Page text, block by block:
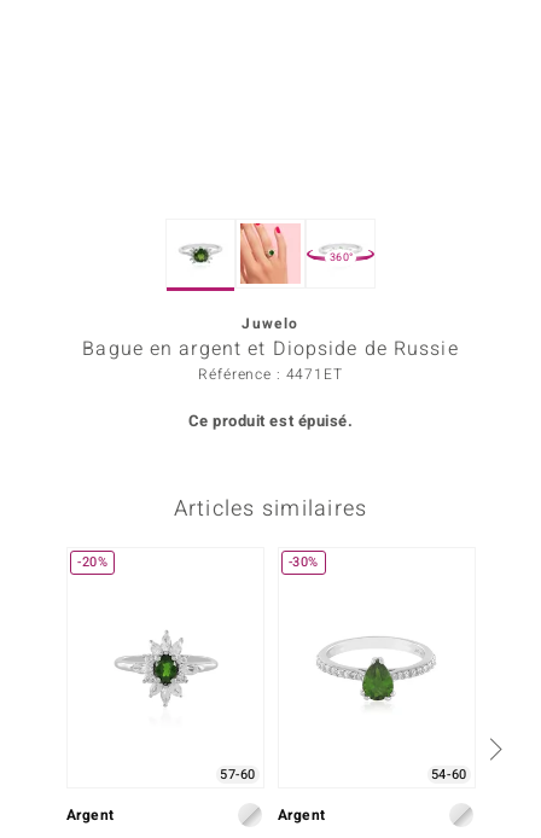
360°
Juwelo
Bague en argent et Diopside de Russie
Référence : 4471ET
Ce produit est épuisé.
Articles similaires
-20%
57-60
Argent
-30%
54-60
Argent